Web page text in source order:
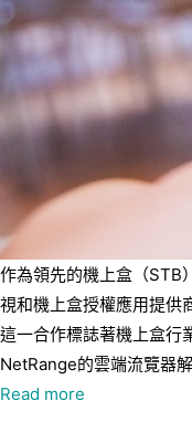
作為領先的機上盒（STB
視和機上盒授權應用提供
這一合作標誌著機上盒行
NetRange的雲端流覽器
Read more